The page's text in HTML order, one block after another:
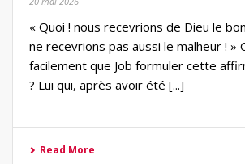
« Quoi ! nous recevrions de Dieu le
ne recevrions pas aussi le malheur ! »
facilement que Job formuler cette
? Lui qui, après avoir été [...]
Read More